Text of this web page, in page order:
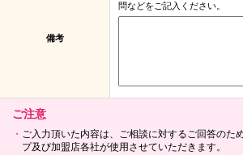
備考
問などをご記入ください。
ご注意
ご入力頂いた内容は、ご相談に対するご回答のた
プ及び加盟店各社が使用させていただきます。